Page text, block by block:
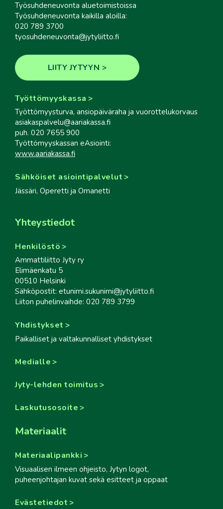
Työsuhdeneuvonta aluetoimistoissa
Työsuhdeneuvonta kaikilla aloilla:
020 789 3700
tyosuhdeneuvonta@jytyliitto.fi
LIITY JYTYYN
Työttömyyskassa
Työttömyysturva, ansiopäiväraha ja vuorottelukorvaus
asiakaspalvelu@aariakassa.fi
puh. 020 7655 900
Työttömyyskassan eAsiointi:
www.aariakassa.fi
Sähköiset asiointipalvelut
Jässäri, Operetti ja Omanetti
Yhteystiedot
Henkilöstö
Ammattiliitto Jyty ry
Elimäenkatu 5
00510 Helsinki
Sähköpostit: etunimi.sukunimi@jytyliitto.fi
Liiton puhelinvaihde: 020 789 3799
Yhdistykset
Paikalliset ja valtakunnalliset yhdistykset
Medialle
Jyty-lehden toimitus
Laskutusosoite
Materiaalit
Materiaalipankki
Visuaalisen ilmeen ohjeisto, Jytyn logot,
puheenjohtajan kuvat sekä esitteet ja oppaat
Evästetiedot